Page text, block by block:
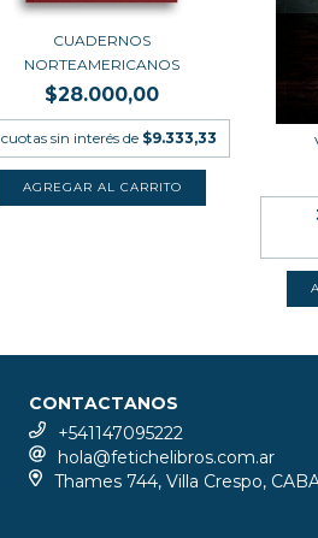
CUADERNOS
NORTEAMERICANOS
$28.000,00
cuotas sin interés de $9.333,33
CONTACTANOS
+541147095222
hola@fetichelibros.com.ar
Thames 744, Villa Crespo,